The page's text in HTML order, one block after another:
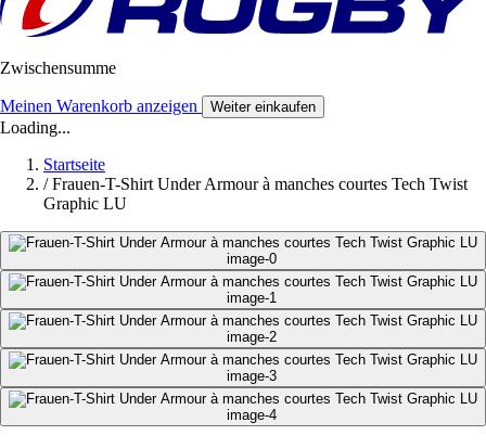
Zwischensumme
Meinen Warenkorb anzeigen Weiter einkaufen
Loading...
Startseite
/ Frauen-T-Shirt Under Armour à manches courtes Tech Twist
Graphic LU